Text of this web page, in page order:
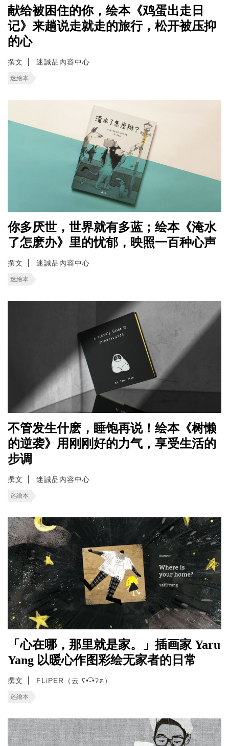
献给被困住的你，绘本《鸡蛋出走日
记》来趟说走就走的旅行，松开被压抑
的心
撰文 迷誠品內容中心
迷繪本
你多厌世，世界就有多蓝；绘本《淹水
了怎麽办》里的忧郁，映照一百种心声
撰文 迷誠品內容中心
迷繪本
不管发生什麽，睡饱再说！绘本《树懒
的逆袭》用刚刚好的力气，享受生活的
步调
撰文 迷誠品內容中心
迷繪本
「心在哪，那里就是家。」插画家 Yaru
Yang 以暖心作图彩绘无家者的日常
撰文 FLiPER（云 ʕ•͡-•ʔฅ）
迷繪本